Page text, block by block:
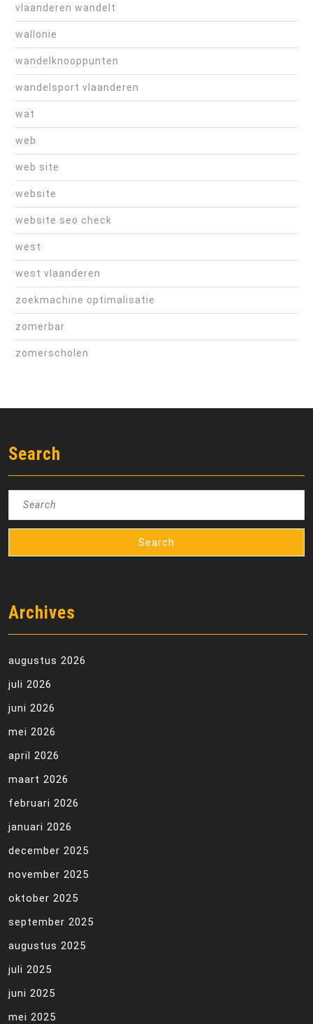
vlaanderen wandelt
wallonie
wandelknooppunten
wandelsport vlaanderen
wat
web
web site
website
website seo check
west
west vlaanderen
zoekmachine optimalisatie
zomerbar
zomerscholen
Search
Search
Archives
augustus 2026
juli 2026
juni 2026
mei 2026
april 2026
maart 2026
februari 2026
januari 2026
december 2025
november 2025
oktober 2025
september 2025
augustus 2025
juli 2025
juni 2025
mei 2025